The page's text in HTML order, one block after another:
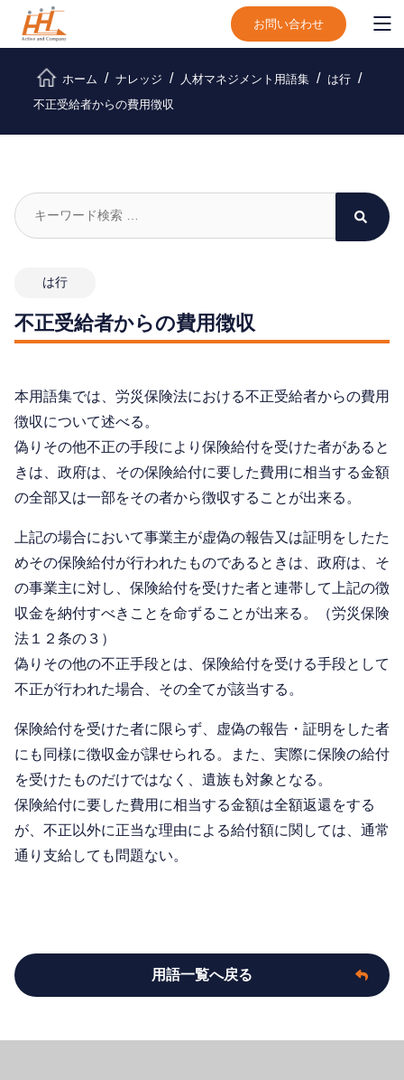
お問い合わせ
ホーム ナレッジ 人材マネジメント用語集
は行
不正受給者からの費用徴収
は行
不正受給者からの費用徴収
本用語集では、労災保険法における不正受給者からの費用
徴収について述べる。
偽りその他不正の手段により保険給付を受けた者があると
きは、政府は、その保険給付に要した費用に相当する金額
の全部又は一部をその者から徴収することが出来る。
上記の場合において事業主が虚偽の報告又は証明をしたた
めその保険給付が行われたものであるときは、政府は、そ
の事業主に対し、保険給付を受けた者と連帯して上記の徴
収金を納付すべきことを命ずることが出来る。（労災保険
法１２条の３）
偽りその他の不正手段とは、保険給付を受ける手段として
不正が行われた場合、その全てが該当する。
保険給付を受けた者に限らず、虚偽の報告・証明をした者
にも同様に徴収金が課せられる。また、実際に保険の給付
を受けたものだけではなく、遺族も対象となる。
保険給付に要した費用に相当する金額は全額返還をする
が、不正以外に正当な理由による給付額に関しては、通常
通り支給しても問題ない。
用語一覧へ戻る